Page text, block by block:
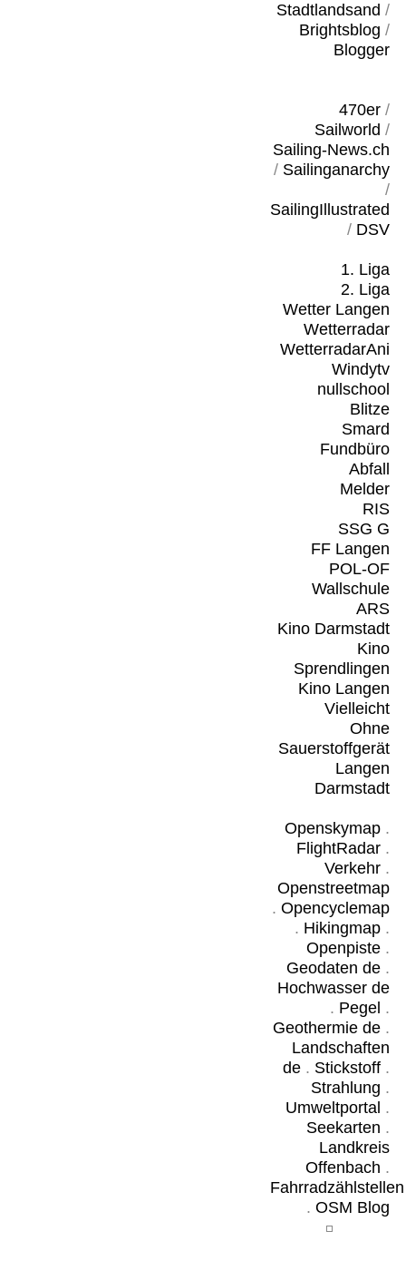
Stadtlandsand /
Brightsblog /
Blogger
470er/
Sailworld /
Sailing-News.ch
/ Sailinganarchy
/
SailingIllustrated
/ DSV
1. Liga
2. Liga
Wetter Langen
Wetterradar
WetterradarAni
Windytv
nullschool
Blitze
Smard
Fundbüro
Abfall
Melder
RIS
SSG G
FF Langen
POL-OF
Wallschule
ARS
Kino Darmstadt
Kino
Sprendlingen
Kino Langen
Vielleicht
Ohne
Sauerstoffgerät
Langen
Darmstadt
Openskymap.
FlightRadar.
Verkehr.
Openstreetmap
. Opencyclemap
. Hikingmap.
Openpiste.
Geodaten de.
Hochwasser de
. Pegel .
Geothermie de.
Landschaften
de. Stickstoff.
Strahlung .
Umweltportal .
Seekarten .
Landkreis
Offenbach .
Fahrradzählstellen
. OSM Blog